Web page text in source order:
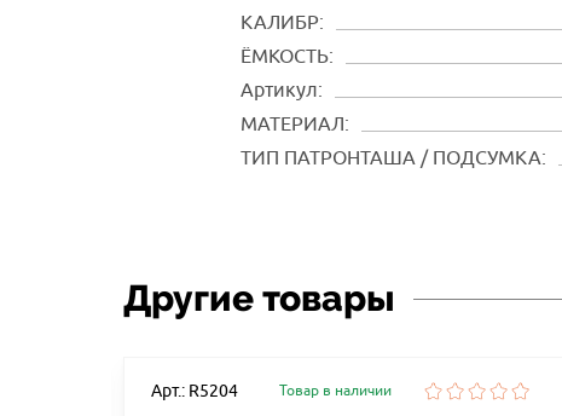
КАЛИБР:
ЁМКОСТЬ:
Артикул:
МАТЕРИАЛ:
ТИП ПАТРОНТАША / ПОДСУМКА:
Другие товары
Арт.: R5204 Товар в наличии